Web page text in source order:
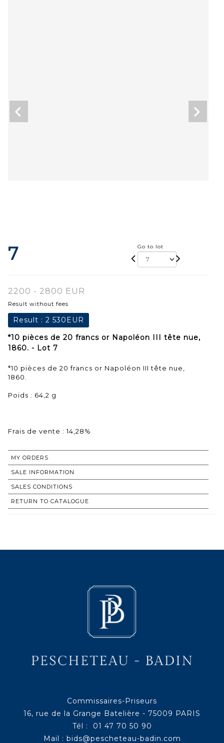
7 Go to lot
2200 - 2800 EUR
Result without fees
Result : 2 530EUR
*10 pièces de 20 francs or Napoléon III tête nue,
1860. - Lot 7
*10 pièces de 20 francs or Napoléon III tête nue,
1860.
Poids : 64,2 g
Frais de vente : 14,28%
MY ORDERS
SALE INFORMATION
SALES CONDITIONS
RETURN TO CATALOGUE
Commissaires-Priseurs
16, rue de la Grange Batelière - 75009 PARIS
Tél : 01 47 70 50 90
Mail : bids@pescheteau-badin.com